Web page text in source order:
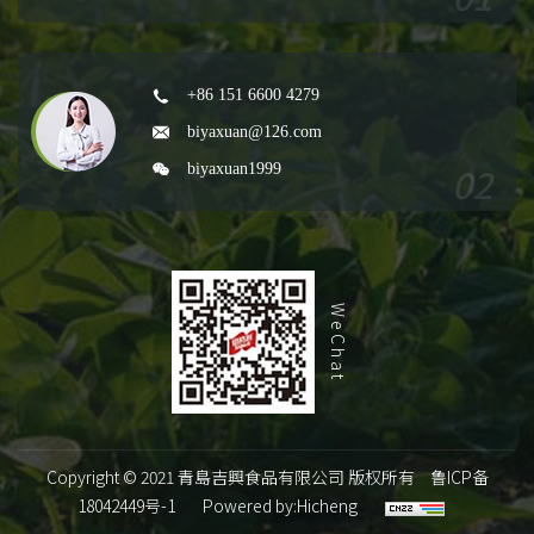
+86 151 6600 4279
biyaxuan@126.com
biyaxuan1999
WeChat
Copyright © 2021 青島吉興食品有限公司 版权所有 鲁ICP备
18042449号-1
Powered by:Hicheng